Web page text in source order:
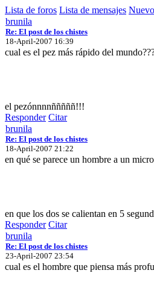
Lista de foros Lista de mensajes
brunila
Re: El post de los chistes
18-April-2007 16:39
cual es el pez más rápido del
el pezónnnnñññññ!!!
Responder Citar
brunila
Re: El post de los chistes
18-April-2007 21:22
en qué se parece un hombre a un
en que los dos se calientan en 5
Responder Citar
brunila
Re: El post de los chistes
23-April-2007 23:54
cual es el hombre que piensa más